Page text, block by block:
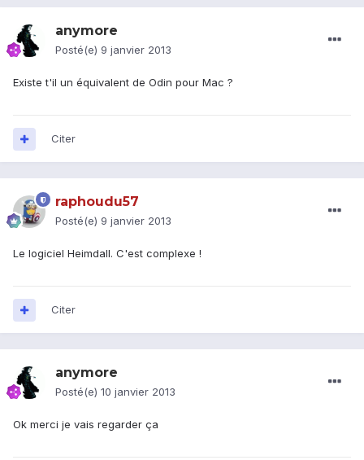
anymore
Posté(e) 9 janvier 2013
Existe t'il un équivalent de Odin pour Mac ?
Citer
raphoudu57
Posté(e) 9 janvier 2013
Le logiciel Heimdall. C'est complexe !
Citer
anymore
Posté(e) 10 janvier 2013
Ok merci je vais regarder ça